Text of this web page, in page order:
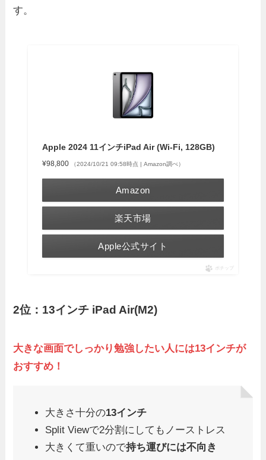
す。
Apple 2024 11インチiPad Air (Wi-Fi, 128GB)
¥98,800 （2024/10/21 09:58時点 | Amazon調べ）
Amazon
楽天市場
Apple公式サイト
ポチップ
2位：13インチ iPad Air(M2)
大きな画面でしっかり勉強したい人には13インチが
おすすめ！
大きさ十分の13インチ
Split Viewで2分割にしてもノーストレス
大きくて重いので持ち運びには不向き